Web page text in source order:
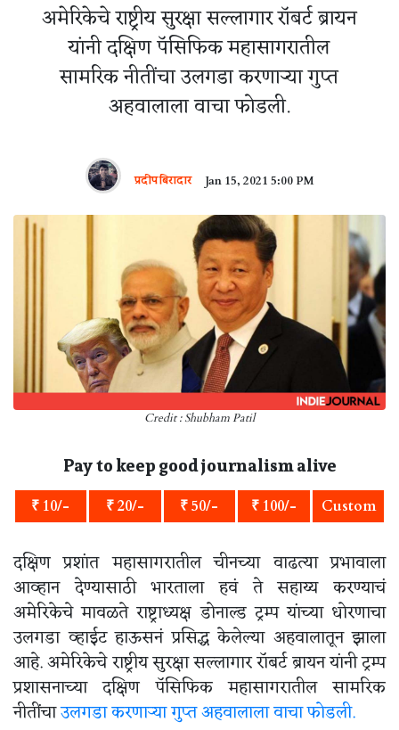
अमेरिकेचे राष्ट्रीय सुरक्षा सल्लागार रॉबर्ट ब्रायन
यांनी दक्षिण पॅसिफिक महासागरातील
सामरिक नीतींचा उलगडा करणाऱ्या गुप्त
अहवालाला वाचा फोडली.
प्रदीप बिरादार Jan 15, 2021 5:00 PM
Credit : Shubham Patil
Pay to keep good journalism alive
₹ 10/- ₹ 20/- ₹ 50/- ₹ 100/- Custom
दक्षिण प्रशांत महासागरातील चीनच्या वाढत्या प्रभावाला
आव्हान देण्यासाठी भारताला हवं ते सहाय्य करण्याचं
अमेरिकेचे मावळते राष्ट्राध्यक्ष डोनाल्ड ट्रम्प यांच्या धोरणाचा
उलगडा व्हाईट हाऊसनं प्रसिद्ध केलेल्या अहवालातून झाला
आहे. अमेरिकेचे राष्ट्रीय सुरक्षा सल्लागार रॉबर्ट ब्रायन यांनी ट्रम्प
प्रशासनाच्या दक्षिण पॅसिफिक महासागरातील सामरिक
नीतींचाउलगडा करणाऱ्या गुप्त अहवालाला वाचा फोडली.